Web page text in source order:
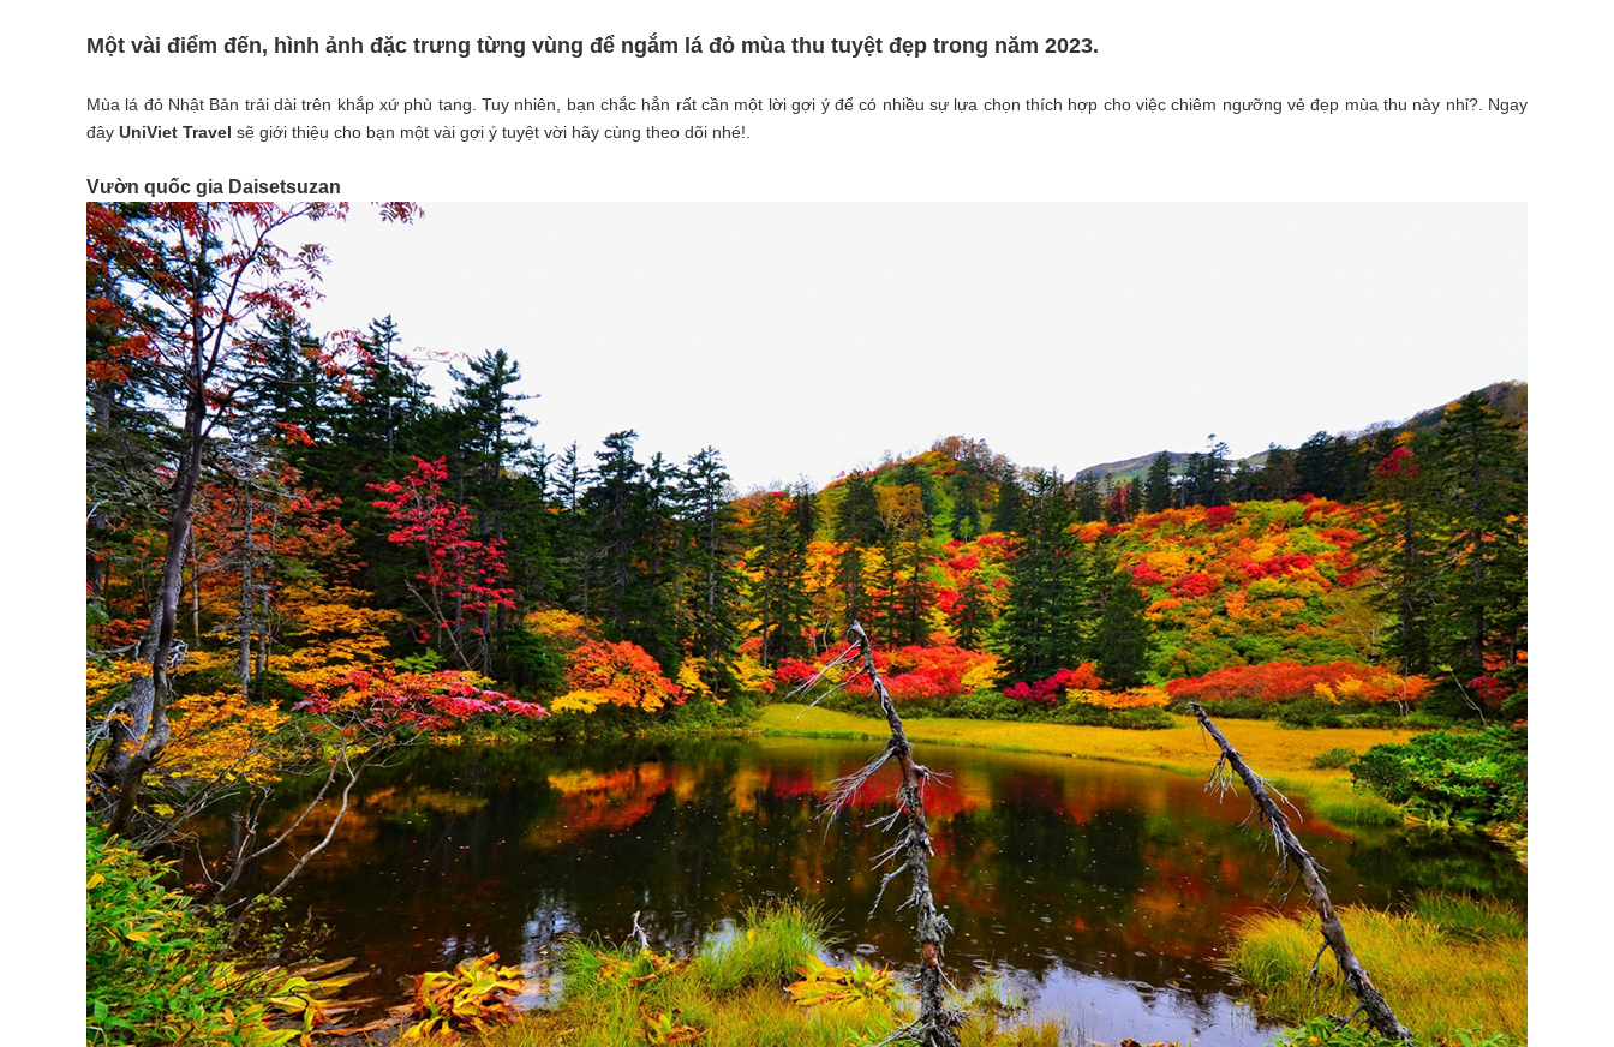
Một vài điểm đến, hình ảnh đặc trưng từng vùng để ngắm lá đỏ mùa thu tuyệt đẹp trong năm 2023.
Mùa lá đỏ Nhật Bản trải dài trên khắp xứ phù tang. Tuy nhiên, bạn chắc hẳn rất cần một lời gợi ý để có nhiều sự lựa chọn thích hợp cho việc chiêm ngưỡng vẻ đẹp mùa thu này nhỉ?. Ngay
đây UniViet Travel sẽ giới thiệu cho bạn một vài gợi ý tuyệt vời hãy cùng theo dõi nhé!.
Vườn quốc gia Daisetsuzan